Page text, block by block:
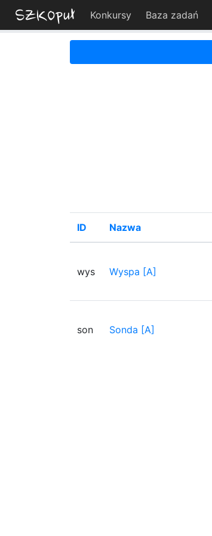
Konkursy Baza zadań
ID Nazwa
wys Wyspa [A]
son Sonda [A]